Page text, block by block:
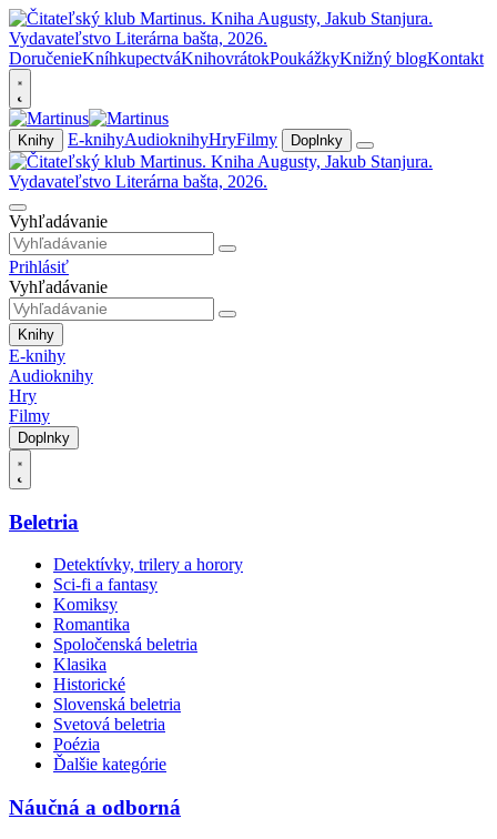
DoručenieKníhkupectváKnihovrátokPoukážkyKnižný blogKontakt
Knihy E-knihyAudioknihyHryFilmy Doplnky
Vyhľadávanie
Prihlásiť
Vyhľadávanie
Knihy
E-knihy
Audioknihy
Hry
Filmy
Doplnky
Beletria
Detektívky, trilery a horory
Sci-fi a fantasy
Komiksy
Romantika
Spoločenská beletria
Klasika
Historické
Slovenská beletria
Svetová beletria
Poézia
Ďalšie kategórie
Náučná a odborná